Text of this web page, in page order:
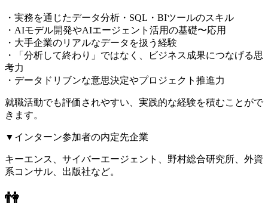
・実務を通じたデータ分析・SQL・BIツールのスキル
・AIモデル開発やAIエージェント活用の基礎〜応用
・大手企業のリアルなデータを扱う経験
・「分析して終わり」ではなく、ビジネス成果につなげる思
考力
・データドリブンな意思決定やプロジェクト推進力
就職活動でも評価されやすい、実践的な経験を積むことがで
きます。
▼インターン参加者の内定先企業
キーエンス、サイバーエージェント、野村総合研究所、外資
系コンサル、出版社など。
👫